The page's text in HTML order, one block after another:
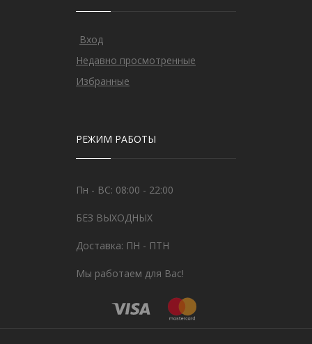
Вход
Недавно просмотренные
Избранные
РЕЖИМ РАБОТЫ
Пн - ВС: 08:00 - 22:00
БЕЗ ВЫХОДНЫХ
Доставка: ПН - ПТН
Мы работаем для Вас!